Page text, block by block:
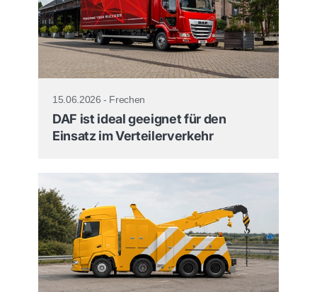
15.06.2026 - Frechen
DAF ist ideal geeignet für den
Einsatz im Verteilerverkehr